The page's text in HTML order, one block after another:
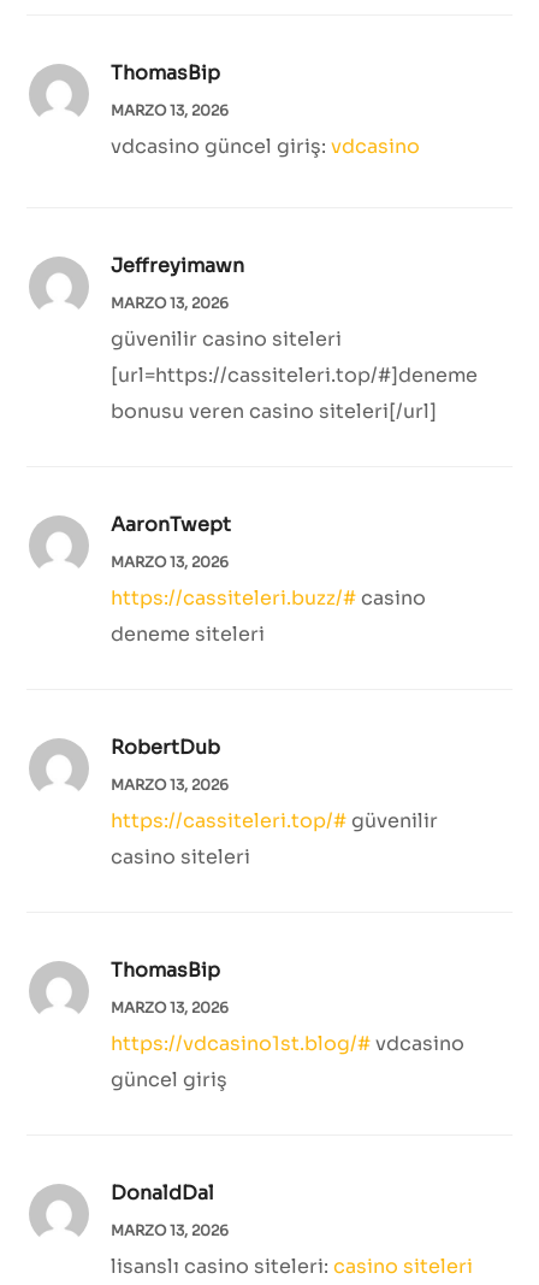
ThomasBip
MARZO 13, 2026
vdcasino güncel giriş:vdcasino
Jeffreyimawn
MARZO 13, 2026
güvenilir casino siteleri
[url=https://cassiteleri.top/#]deneme
bonusu veren casino siteleri[/url]
AaronTwept
MARZO 13, 2026
https://cassiteleri.buzz/#casino
deneme siteleri
RobertDub
MARZO 13, 2026
https://cassiteleri.top/#güvenilir
casino siteleri
ThomasBip
MARZO 13, 2026
https://vdcasino1st.blog/#vdcasino
güncel giriş
DonaldDal
MARZO 13, 2026
lisanslı casino siteleri:casino siteleri